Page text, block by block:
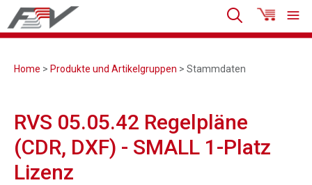
Home > Produkte und Artikelgruppen > Stammdaten
RVS 05.05.42 Regelpläne
(CDR, DXF) - SMALL 1-Platz
Lizenz